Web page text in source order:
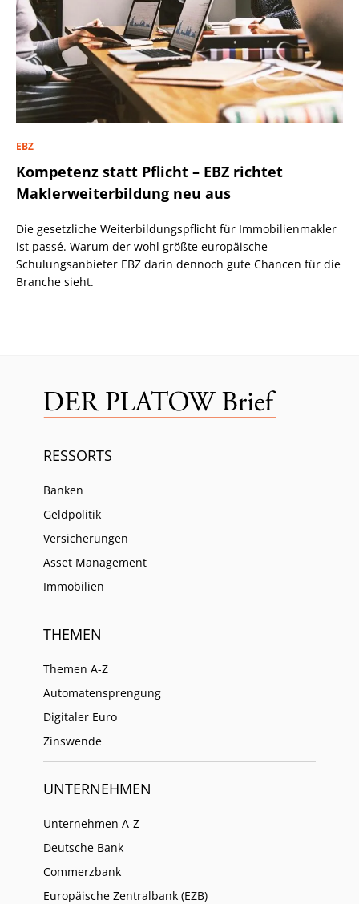
EBZ
Kompetenz statt Pflicht – EBZ richtet
Maklerweiterbildung neu aus
Die gesetzliche Weiterbildungspflicht für Immobilienmakler
ist passé. Warum der wohl größte europäische
Schulungsanbieter EBZ darin dennoch gute Chancen für die
Branche sieht.
RESSORTS
Banken
Geldpolitik
Versicherungen
Asset Management
Immobilien
THEMEN
Themen A-Z
Automatensprengung
Digitaler Euro
Zinswende
UNTERNEHMEN
Unternehmen A-Z
Deutsche Bank
Commerzbank
Europäische Zentralbank (EZB)